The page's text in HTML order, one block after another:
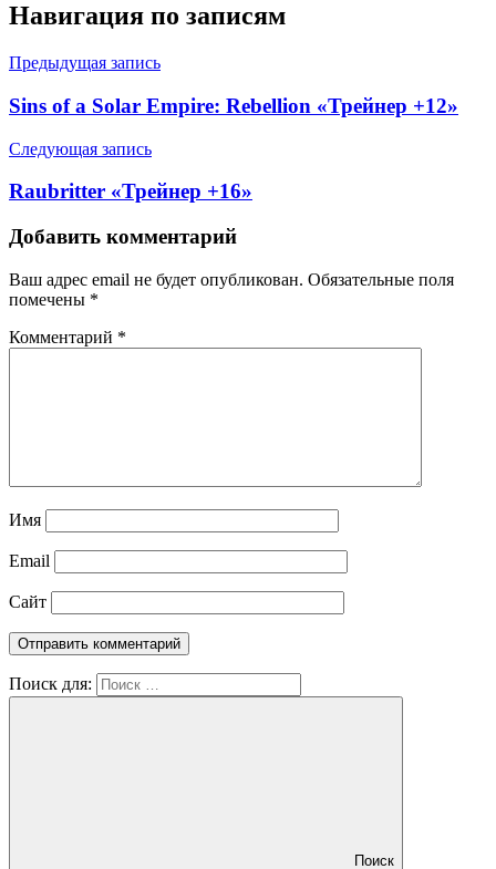
Навигация по записям
Предыдущая запись
Sins of a Solar Empire: Rebellion «Трейнер +12»
Следующая запись
Raubritter «Трейнер +16»
Добавить комментарий
Ваш адрес email не будет опубликован. Обязательные поля
помечены *
Комментарий *
Имя
Email
Сайт
Поиск для:
Поиск